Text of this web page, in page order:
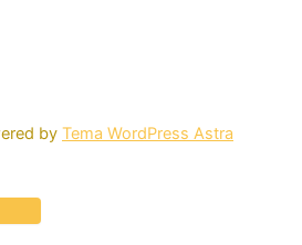
by Tema WordPress Astra